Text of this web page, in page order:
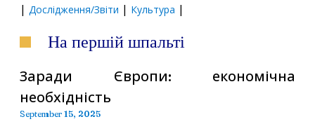
| Дослідження/Звіти | Культура |
На першій шпальті
Заради Європи: економічна
необхідність
September 15, 2025